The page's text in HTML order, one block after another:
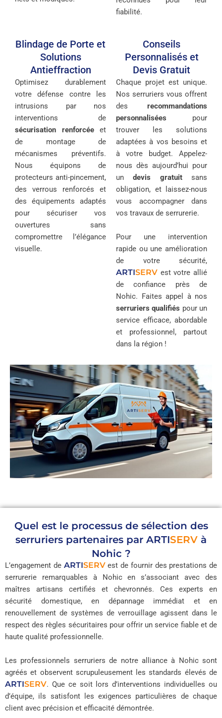
fiabilité.
Blindage de Porte et
Solutions
Antieffraction
Optimisez durablement
votre défense contre les
intrusions par nos
interventions de
sécurisation renforcéeet
de montage de
mécanismes préventifs.
Nous équipons de
protecteurs anti-pincement,
des verrous renforcés et
des équipements adaptés
pour sécuriser vos
ouvertures sans
compromettre l’élégance
visuelle.
Conseils
Personnalisés et
Devis Gratuit
Chaque projet est unique.
Nos serruriers vous offrent
des recommandations
personnalisées pour
trouver les solutions
adaptées à vos besoins et
à votre budget. Appelez-
nous dès aujourd’hui pour
undevis gratuitsans
obligation, et laissez-nous
vous accompagner dans
vos travaux de serrurerie.
Pour une intervention
rapide ou une amélioration
de votre sécurité,
ARTISERV est votre allié
de confiance près de
Nohic. Faites appel à nos
serruriers qualifiés pour un
service efficace, abordable
et professionnel, partout
dans la région !
Quel est le processus de sélection des
serruriers partenaires par ARTISERV à
Nohic ?
L’engagement de ARTISERVest de fournir des prestations de
serrurerie remarquables à Nohic en s’associant avec des
maîtres artisans certifiés et chevronnés. Ces experts en
sécurité domestique, en dépannage immédiat et en
renouvellement de systèmes de verrouillage agissent dans le
respect des règles sécuritaires pour offrir un service fiable et de
haute qualité professionnelle.
Les professionnels serruriers de notre alliance à Nohic sont
agréés et observent scrupuleusement les standards élevés de
ARTISERV. Que ce soit lors d’interventions individuelles ou
d’équipe, ils satisfont les exigences particulières de chaque
client avec précision et efficacité démontrée.